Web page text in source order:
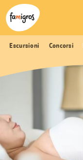
Navigazione
segnalibri
Header
Logo
Escursioni Concorsi